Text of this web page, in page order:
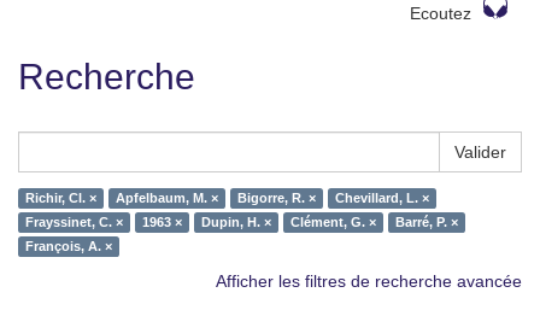
Ecoutez
Recherche
Valider
Richir, Cl. × Apfelbaum, M. × Bigorre, R. ×
Chevillard, L. ×
Frayssinet, C. ×
1963 × Dupin, H. × Clément, G. ×
Barré, P. ×
François, A. ×
Afficher les filtres de recherche avancée